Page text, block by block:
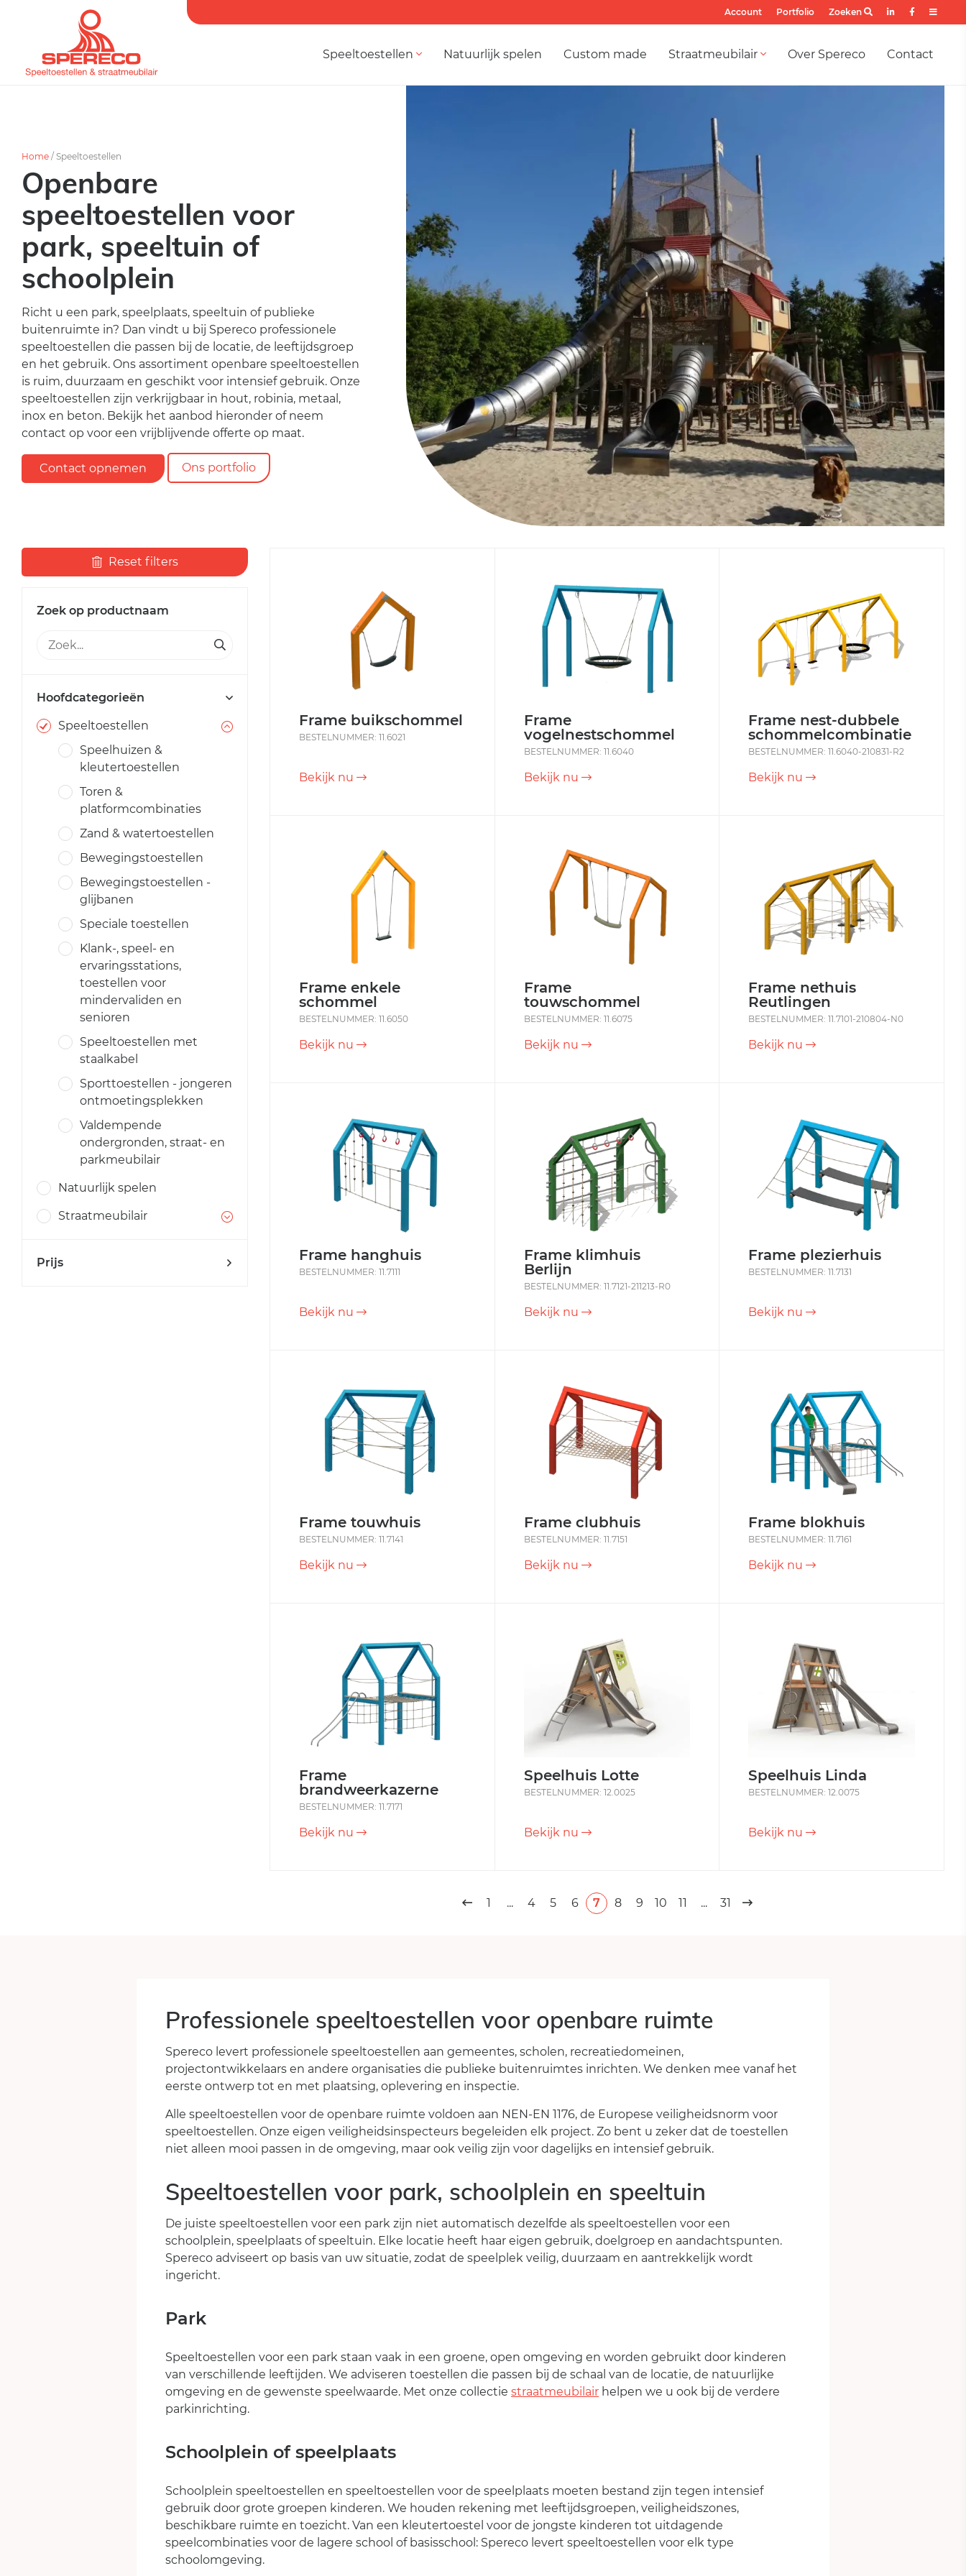
Account Portfolio Zoeken
Speeltoestellen Natuurlijk spelen Custom made Straatmeubilair Over Spereco Contact
Home / Speeltoestellen
Openbare
speeltoestellen voor
park, speeltuin of
schoolplein
Richt u een park, speelplaats, speeltuin of publieke
buitenruimte in? Dan vindt u bij Spereco professionele
speeltoestellen die passen bij de locatie, de leeftijdsgroep
en het gebruik. Ons assortiment openbare speeltoestellen
is ruim, duurzaam en geschikt voor intensief gebruik. Onze
speeltoestellen zijn verkrijgbaar in hout, robinia, metaal,
inox en beton. Bekijk het aanbod hieronder of neem
contact op voor een vrijblijvende offerte op maat.
Contact opnemen Ons portfolio
Reset filters
Zoek op productnaam
Hoofdcategorieën
Speeltoestellen
Speelhuizen &
kleutertoestellen
Toren &
platformcombinaties
Zand & watertoestellen
Bewegingstoestellen
Bewegingstoestellen -
glijbanen
Speciale toestellen
Klank-, speel- en
ervaringsstations,
toestellen voor
mindervaliden en
senioren
Speeltoestellen met
staalkabel
Sporttoestellen - jongeren
ontmoetingsplekken
Valdempende
ondergronden, straat- en
parkmeubilair
Natuurlijk spelen
Straatmeubilair
Prijs
Frame buikschommel
BESTELNUMMER: 11.6021
Bekijk nu
Frame
vogelnestschommel
BESTELNUMMER: 11.6040
Bekijk nu
Frame nest-dubbele
schommelcombinatie
BESTELNUMMER: 11.6040-210831-R2
Bekijk nu
Frame enkele
schommel
BESTELNUMMER: 11.6050
Bekijk nu
Frame
touwschommel
BESTELNUMMER: 11.6075
Bekijk nu
Frame nethuis
Reutlingen
BESTELNUMMER: 11.7101-210804-N0
Bekijk nu
Frame hanghuis
BESTELNUMMER: 11.7111
Bekijk nu
Frame klimhuis
Berlijn
BESTELNUMMER: 11.7121-211213-R0
Bekijk nu
Frame plezierhuis
BESTELNUMMER: 11.7131
Bekijk nu
Frame touwhuis
BESTELNUMMER: 11.7141
Bekijk nu
Frame clubhuis
BESTELNUMMER: 11.7151
Bekijk nu
Frame blokhuis
BESTELNUMMER: 11.7161
Bekijk nu
Frame
brandweerkazerne
BESTELNUMMER: 11.7171
Bekijk nu
Speelhuis Lotte
BESTELNUMMER: 12.0025
Bekijk nu
Speelhuis Linda
BESTELNUMMER: 12.0075
Bekijk nu
1 ... 4 5 6 7 8 9 10 11 ... 31
Professionele speeltoestellen voor openbare ruimte
Spereco levert professionele speeltoestellen aan gemeentes, scholen, recreatiedomeinen,
projectontwikkelaars en andere organisaties die publieke buitenruimtes inrichten. We denken mee vanaf het
eerste ontwerp tot en met plaatsing, oplevering en inspectie.
Alle speeltoestellen voor de openbare ruimte voldoen aan NEN-EN 1176, de Europese veiligheidsnorm voor
speeltoestellen. Onze eigen veiligheidsinspecteurs begeleiden elk project. Zo bent u zeker dat de toestellen
niet alleen mooi passen in de omgeving, maar ook veilig zijn voor dagelijks en intensief gebruik.
Speeltoestellen voor park, schoolplein en speeltuin
De juiste speeltoestellen voor een park zijn niet automatisch dezelfde als speeltoestellen voor een
schoolplein, speelplaats of speeltuin. Elke locatie heeft haar eigen gebruik, doelgroep en aandachtspunten.
Spereco adviseert op basis van uw situatie, zodat de speelplek veilig, duurzaam en aantrekkelijk wordt
ingericht.
Park
Speeltoestellen voor een park staan vaak in een groene, open omgeving en worden gebruikt door kinderen
van verschillende leeftijden. We adviseren toestellen die passen bij de schaal van de locatie, de natuurlijke
omgeving en de gewenste speelwaarde. Met onze collectie straatmeubilair helpen we u ook bij de verdere
parkinrichting.
Schoolplein of speelplaats
Schoolplein speeltoestellen en speeltoestellen voor de speelplaats moeten bestand zijn tegen intensief
gebruik door grote groepen kinderen. We houden rekening met leeftijdsgroepen, veiligheidszones,
beschikbare ruimte en toezicht. Van een kleutertoestel voor de jongste kinderen tot uitdagende
speelcombinaties voor de lagere school of basisschool: Spereco levert speeltoestellen voor elk type
schoolomgeving.